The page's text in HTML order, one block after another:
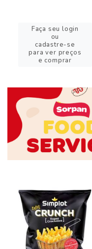
Faça seu login
ou
cadastre-se
para ver preços
e comprar